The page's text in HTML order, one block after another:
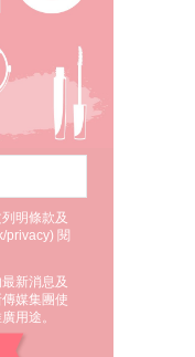
明條款及
privacy) 閱
新消息及
媒集團使
用途。